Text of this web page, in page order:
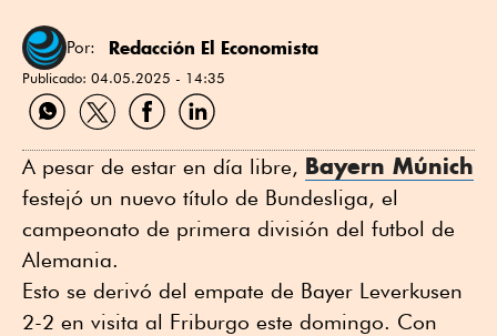
Por: Redacción El Economista
Publicado: 04.05.2025 - 14:35
Compartir
por
Compartir
por
Compartir
por
Compartir
por
A pesar de estar en día libre, Bayern Múnich
festejó un nuevo título de Bundesliga, el
campeonato de primera división del futbol de
Alemania.
Esto se derivó del empate de Bayer Leverkusen
2-2 en visita al Friburgo este domingo. Con